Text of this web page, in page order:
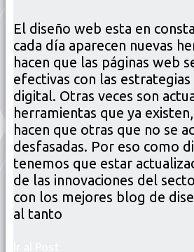
El diseño web esta en
cada día aparecen nuevas
hacen que las páginas web
efectivas con las
digital. Otras veces son
herramientas que ya
hacen que otras que no se
desfasadas. Por eso como
tenemos que estar
de las innovaciones del
con los mejores blog de
al tanto